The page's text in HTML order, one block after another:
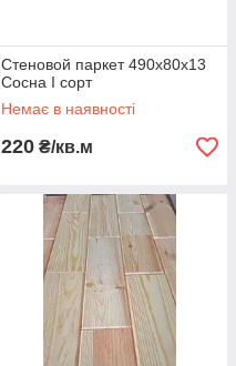
Стеновой паркет 490х80х13
Сосна І сорт
Немає в наявності
220 ₴/кв.м